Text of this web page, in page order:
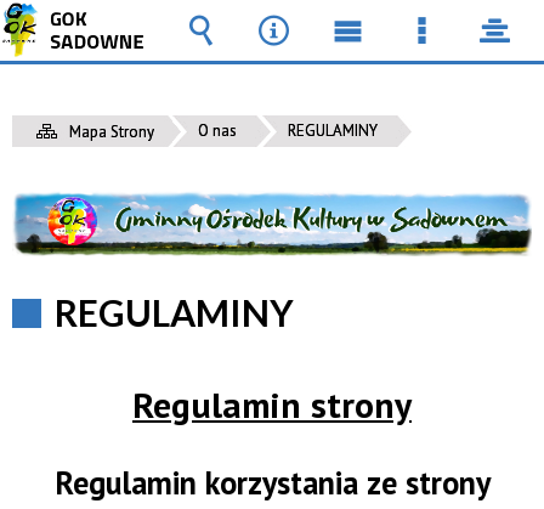
Mapa Strony O nas REGULAMINY
REGULAMINY
Regulamin strony
Regulamin korzystania ze strony
Wyszukiwarka
Narzędzia
MenuMenu